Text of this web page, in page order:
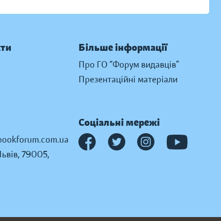
Більше інформації
Про ГО “Форум видавців”
Презентаційні матеріали
79005,
Соціальні мережі